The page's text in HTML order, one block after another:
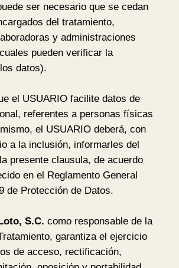
ser necesario que se cedan
del tratamiento,
y administraciones
pueden verificar la
datos).
el USUARIO facilite datos de
referentes a personas físicas
el USUARIO deberá, con
a la inclusión, informarles del
presente clausula, de acuerdo
en el Reglamento General
de Protección de Datos.
S.C. como responsable de la
garantiza el ejercicio
de acceso, rectificación,